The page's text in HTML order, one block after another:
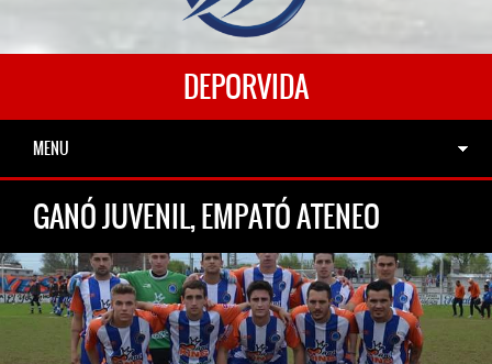
DEPORVIDA
MENU
GANÓ JUVENIL, EMPATÓ ATENEO